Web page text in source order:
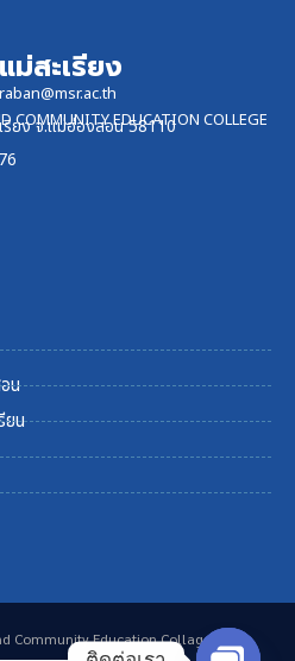
สะเรียง
COMMUNITY EDUCATION COLLEGE
รียง จ.แม่ฮ่องสอน 58110
น
ยน
Community Education Collage